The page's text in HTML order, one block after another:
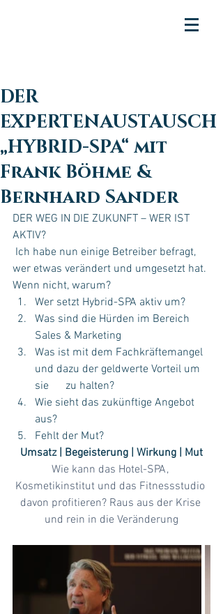
DER
EXPERTENAUSTAUSCH
„HYBRID-SPA“ mit
Frank Böhme &
Bernhard Sander
DER WEG IN DIE ZUKUNFT – WER IST
AKTIV?
wer etwas verändert und umgesetzt hat.
Wenn nicht, warum?
Wer setzt Hybrid-SPA aktiv um?
Was sind die Hürden im Bereich
Sales & Marketing
Was ist mit dem Fachkräftemangel
und dazu der geldwerte Vorteil um
sie      zu halten?
Wie sieht das zukünftige Angebot
aus?
Fehlt der Mut?
Umsatz | Begeisterung | Wirkung | Mut
Wie kann das Hotel-SPA,
Kosmetikinstitut und das Fitnessstudio
davon profitieren? Raus aus der Krise
und rein in die Veränderung